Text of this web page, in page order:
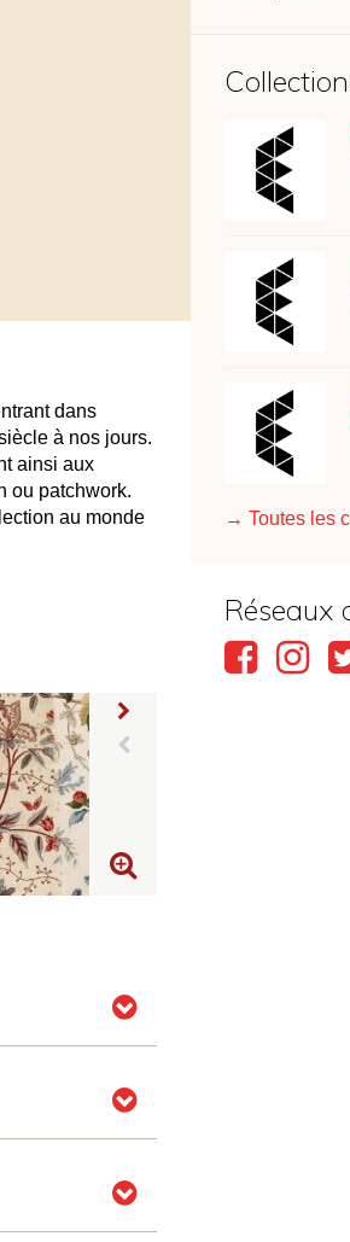
dans
à nos jours.
ainsi aux
ou patchwork.
au monde
→ Toutes les
Réseaux